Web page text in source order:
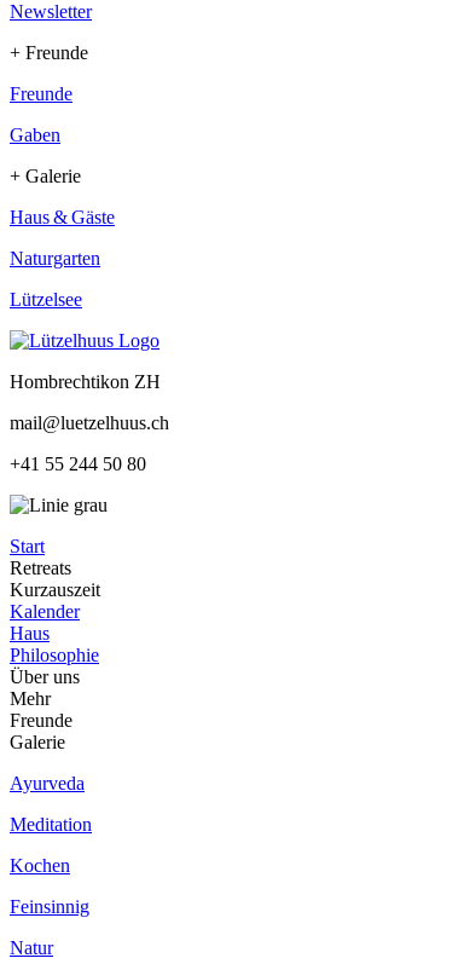
Newsletter
+ Freunde
Freunde
Gaben
+ Galerie
Haus & Gäste
Naturgarten
Lützelsee
Hombrechtikon ZH
mail@luetzelhuus.ch
+41 55 244 50 80
Start
Retreats
Kurzauszeit
Kalender
Haus
Philosophie
Über uns
Mehr
Freunde
Galerie
Ayurveda
Meditation
Kochen
Feinsinnig
Natur